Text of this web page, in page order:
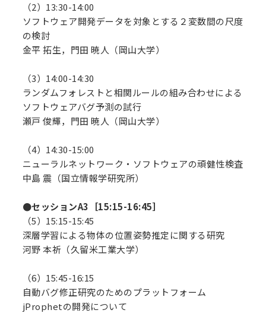
（2）13:30-14:00
ソフトウェア開発データを対象とする２変数間の尺度
の検討
金平 拓生，門田 暁人（岡山大学）
（3）14:00-14:30
ランダムフォレストと相関ルールの組み合わせによる
ソフトウェアバグ予測の試行
瀬戸 俊輝，門田 暁人（岡山大学）
（4）14:30-15:00
ニューラルネットワーク・ソフトウェアの頑健性検査
中島 震（国立情報学研究所）
●セッションA3［15:15-16:45］
（5）15:15-15:45
深層学習による物体の位置姿勢推定に関する研究
河野 本祈（久留米工業大学）
（6）15:45-16:15
自動バグ修正研究のためのプラットフォーム
jProphetの開発について